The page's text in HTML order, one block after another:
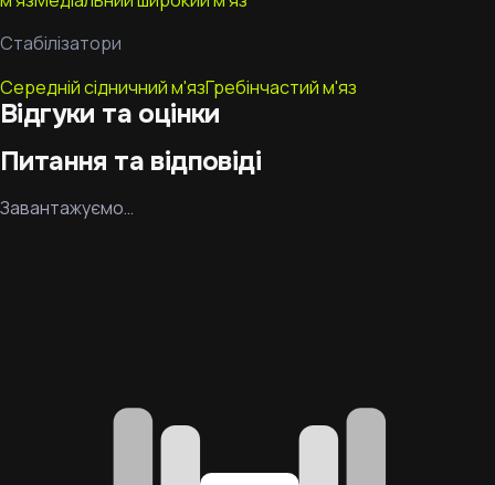
Стабілізатори
Середній сідничний м'язГребінчастий м'яз
Відгуки та оцінки
Питання та відповіді
Завантажуємо…